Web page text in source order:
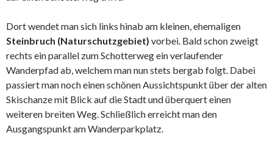
Dort wendet man sich links hinab am kleinen, ehemaligen
Steinbruch (Naturschutzgebiet) vorbei. Bald schon zweigt
rechts ein parallel zum Schotterweg ein verlaufender
Wanderpfad ab, welchem man nun stets bergab folgt. Dabei
passiert man noch einen schönen Aussichtspunkt über der alten
Skischanze mit Blick auf die Stadt und überquert einen
weiteren breiten Weg. Schließlich erreicht man den
Ausgangspunkt am Wanderparkplatz.